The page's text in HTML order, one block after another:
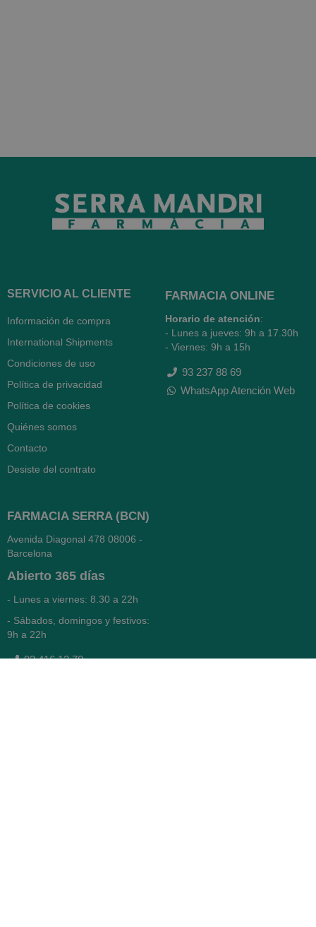
SERVICIO AL CLIENTE
Información de compra
International Shipments
Condiciones de uso
Política de privacidad
Política de cookies
Quiénes somos
Contacto
Desiste del contrato
FARMACIA ONLINE
Horario de atención:
- Lunes a jueves: 9h a 17.30h
- Viernes: 9h a 15h
93 237 88 69
WhatsApp Atención Web
FARMACIA SERRA (BCN)
Avenida Diagonal 478 08006 -
Barcelona
Abierto 365 días
- Lunes a viernes: 8.30 a 22h
- Sábados, domingos y festivos:
9h a 22h
93 416 12 70